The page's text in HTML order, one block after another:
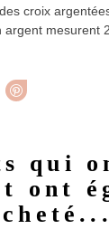
croix
argent mesurent
qui
ont